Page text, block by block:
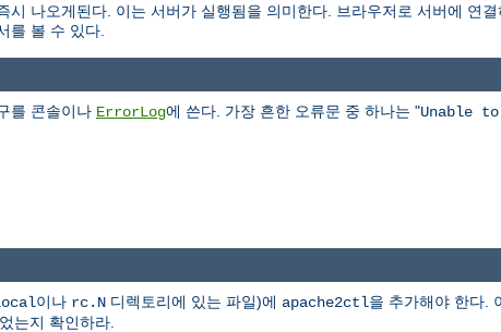
나오게된다. 이는 서버가 실행됨을 의미한다. 브라우저로 서버에 연결
를 볼 수 있다.
를 콘솔이나 ErrorLog에 쓴다. 가장 흔한 오류문 중 하나는 "Unable
이나 rc.N 디렉토리에 있는 파일)에 apache2ctl을 추가해야 한다.
는지 확인하라.